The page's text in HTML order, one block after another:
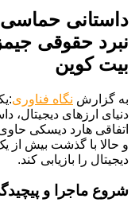
داستانی حماسی
بیت کوین
به گزارش نگاه فناوری
دنیای ارزهای دیجیتال،
و حالا با گذشت بیش از
دیجیتال را بازیابی کند.
شروع ماجرا و